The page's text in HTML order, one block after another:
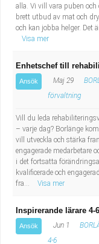
alla. Vi vill vara puben
brett utbud av mat och
och kan jobba helger. Det
Visa mer
Enhetschef till
Ansök Maj 29
förvaltning
Vill du leda
– varje dag? Borlänge
vill utveckla och stärka
engagerade medarbetare
i det fortsatta
kvalificerade och
fra...
Visa mer
Inspirerande lärare
Ansök Jun 1
4-6